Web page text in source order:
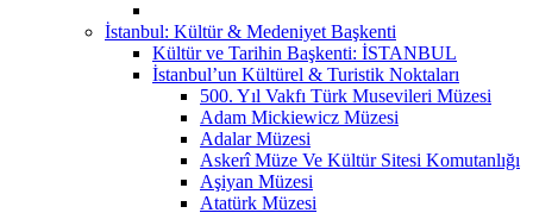
İstanbul: Kültür & Medeniyet Başkenti
Kültür ve Tarihin Başkenti: İSTANBUL
İstanbul’un Kültürel & Turistik Noktaları
500. Yıl Vakfı Türk Musevileri Müzesi
Adam Mickiewicz Müzesi
Adalar Müzesi
Askerî Müze Ve Kültür Sitesi Komutanlığı
Aşiyan Müzesi
Atatürk Müzesi